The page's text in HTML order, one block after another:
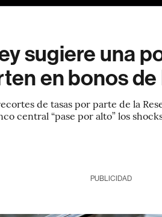
sugiere una
en bonos
de tasas por parte de la
central “pase por alto” los
PUBLICIDAD